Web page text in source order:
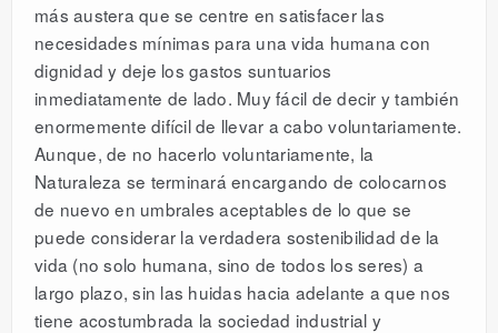
más austera que se centre en satisfacer las
necesidades mínimas para una vida humana con
dignidad y deje los gastos suntuarios
inmediatamente de lado. Muy fácil de decir y también
enormemente difícil de llevar a cabo voluntariamente.
Aunque, de no hacerlo voluntariamente, la
Naturaleza se terminará encargando de colocarnos
de nuevo en umbrales aceptables de lo que se
puede considerar la verdadera sostenibilidad de la
vida (no solo humana, sino de todos los seres) a
largo plazo, sin las huidas hacia adelante a que nos
tiene acostumbrada la sociedad industrial y